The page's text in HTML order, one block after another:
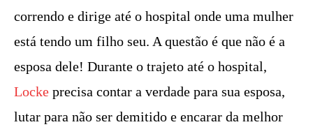
correndo e dirige até o hospital onde uma mulher
está tendo um filho seu. A questão é que não é a
esposa dele! Durante o trajeto até o hospital,
Locke precisa contar a verdade para sua esposa,
lutar para não ser demitido e encarar da melhor